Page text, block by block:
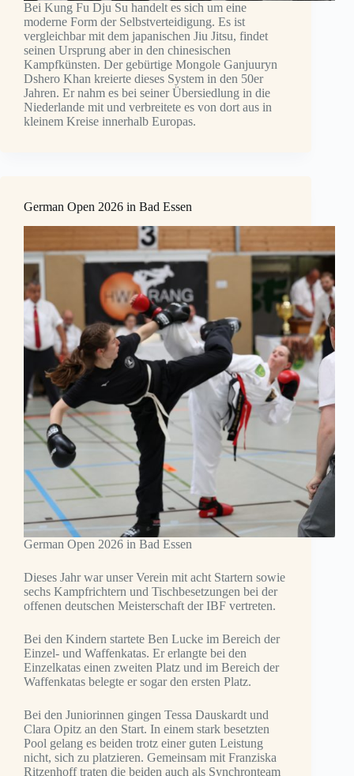
Bei Kung Fu Dju Su handelt es sich um eine
moderne Form der Selbstverteidigung. Es ist
vergleichbar mit dem japanischen Jiu Jitsu, findet
seinen Ursprung aber in den chinesischen
Kampfkünsten. Der gebürtige Mongole Ganjuuryn
Dshero Khan kreierte dieses System in den 50er
Jahren. Er nahm es bei seiner Übersiedlung in die
Niederlande mit und verbreitete es von dort aus in
kleinem Kreise innerhalb Europas.
German Open 2026 in Bad Essen
German Open 2026 in Bad Essen
Dieses Jahr war unser Verein mit acht Startern sowie
sechs Kampfrichtern und Tischbesetzungen bei der
offenen deutschen Meisterschaft der IBF vertreten.
Bei den Kindern startete Ben Lucke im Bereich der
Einzel- und Waffenkatas. Er erlangte bei den
Einzelkatas einen zweiten Platz und im Bereich der
Waffenkatas belegte er sogar den ersten Platz.
Bei den Juniorinnen gingen Tessa Dauskardt und
Clara Opitz an den Start. In einem stark besetzten
Pool gelang es beiden trotz einer guten Leistung
nicht, sich zu platzieren. Gemeinsam mit Franziska
Ritzenhoff traten die beiden auch als Synchronteam